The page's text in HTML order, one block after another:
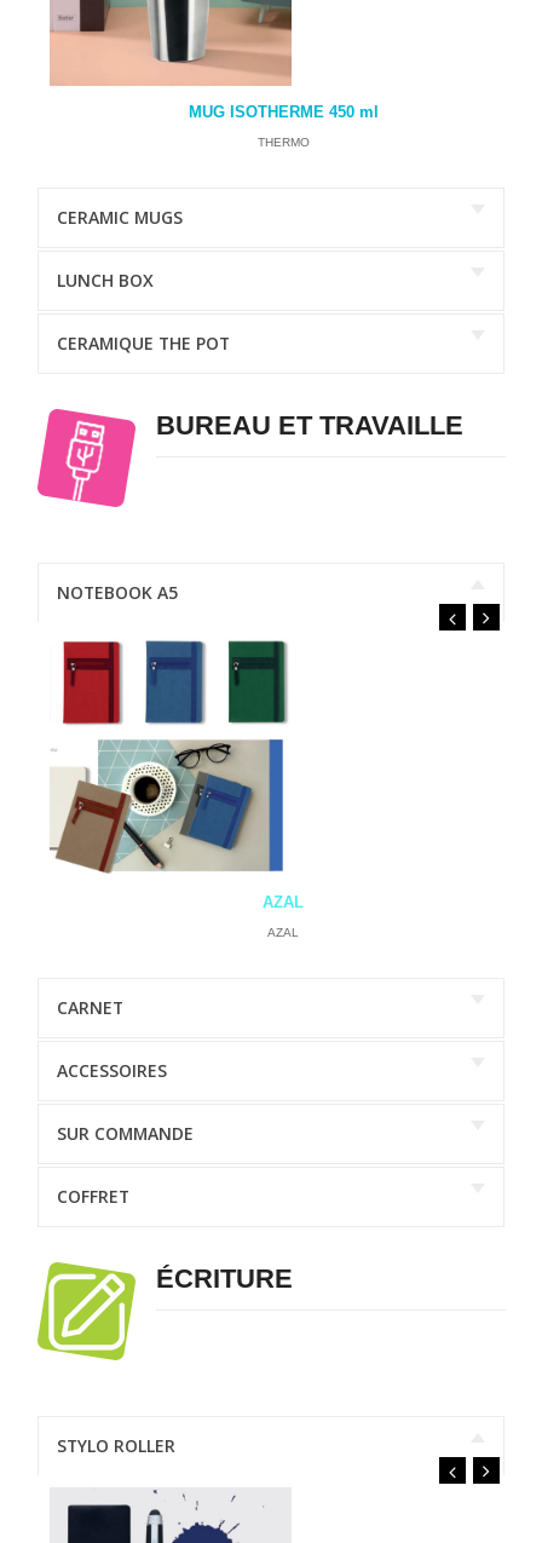
MUG ISOTHERME 450 ml
THERMO
CERAMIC MUGS
LUNCH BOX
CERAMIQUE THE POT
BUREAU ET TRAVAILLE
NOTEBOOK A5
AZAL
AZAL
CARNET
ACCESSOIRES
SUR COMMANDE
COFFRET
ÉCRITURE
STYLO ROLLER